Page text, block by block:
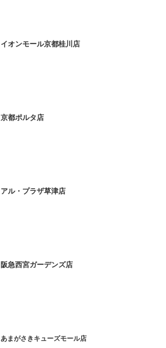
イオンモール京都桂川店
京都ポルタ店
アル・プラザ草津店
阪急西宮ガーデンズ店
あまがさきキューズモール店